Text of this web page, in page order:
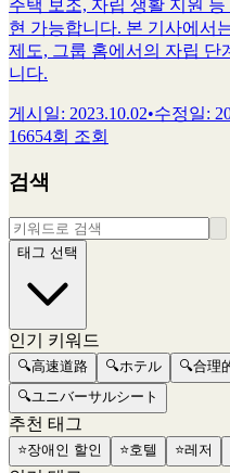
주택 보조, 자립 생활 지원
현 가능합니다. 본 기사에서
제도, 그룹 홈에서의 자립 단
니다.
게시일: 2023.10.02•수정일:
16654회 조회
검색
태그 선택
인기 키워드
🔍高速道路 🔍ホテル 🔍合理
🔍ユニバーサルシート
추천 태그
⭐장애인 할인 ⭐호텔 ⭐레저